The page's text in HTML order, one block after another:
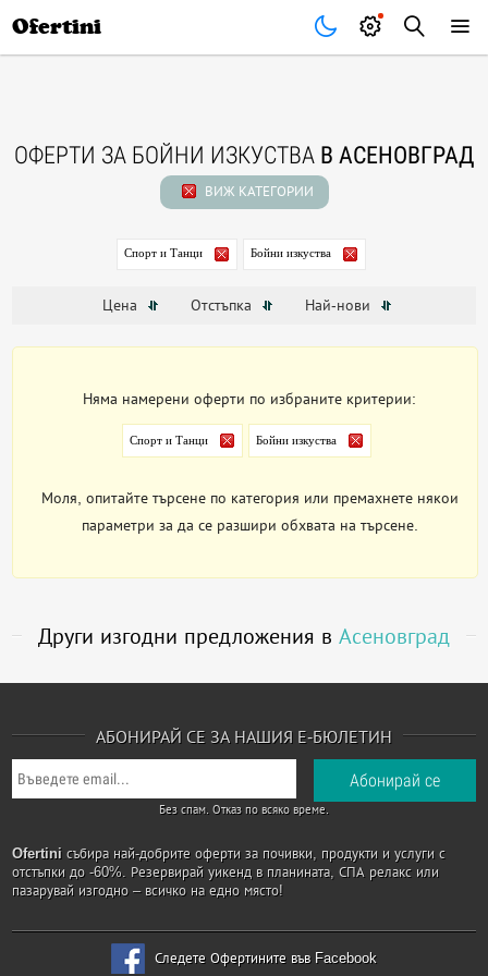
Ofertini
ОФЕРТИ ЗА БОЙНИ ИЗКУСТВА В АСЕНОВГРАД
ВИЖ КАТЕГОРИИ
Спорт и Танци Бойни изкуства
Цена Отстъпка Най-нови
Няма намерени оферти по избраните критерии:
Спорт и Танци Бойни изкуства
Моля, опитайте търсене по категория или премахнете някои
параметри за да се разшири обхвата на търсене.
Други изгодни предложения в Асеновград
АБОНИРАЙ СЕ ЗА НАШИЯ Е-БЮЛЕТИН
Без спам. Отказ по всяко време.
Ofertini събира най-добрите оферти за почивки, продукти и услуги с
отстъпки до -60%. Резервирай уикенд в планината, СПА релакс или
пазарувай изгодно – всичко на едно място!
Следете Офертините във Facebook